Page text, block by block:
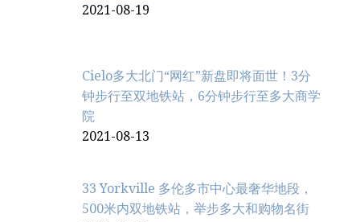
2021-08-19
Cielo多大北门“网红”新盘即将面世！3分
钟步行至双地铁站，6分钟步行至多大商学
院
2021-08-13
33 Yorkville 多伦多市中心最奢华地段，
500米内双地铁站，举步多大和购物名街